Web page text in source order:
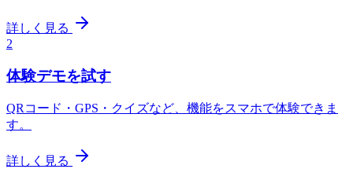
詳しく見る
2
体験デモを試す
QRコード・GPS・クイズなど、機能をスマホで体験できま
す。
詳しく見る